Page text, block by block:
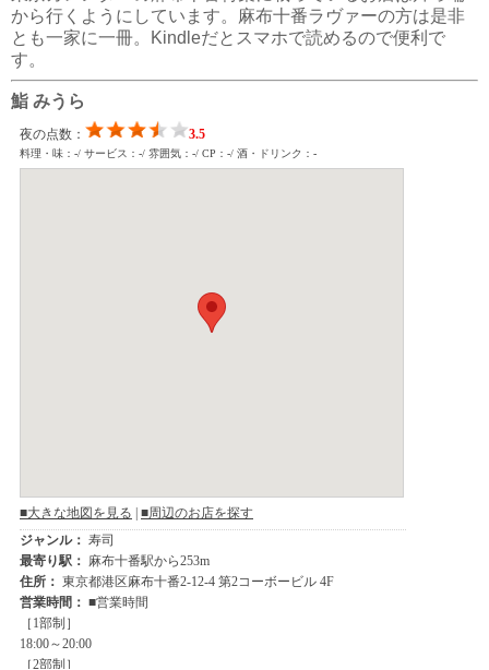
から行くようにしています。麻布十番ラヴァーの方は是非
とも一家に一冊。Kindleだとスマホで読めるので便利で
す。
鮨 みうら